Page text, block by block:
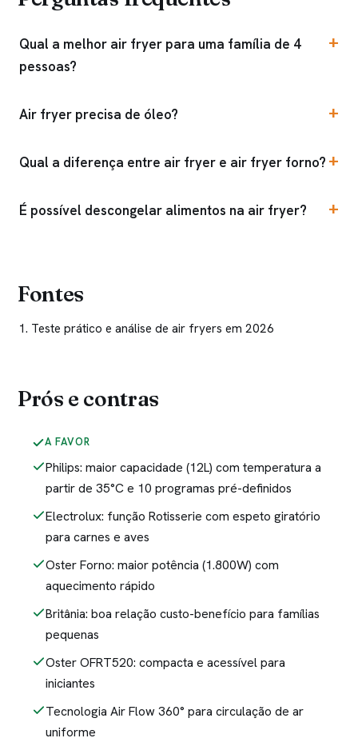
Qual a melhor air fryer para uma família de 4
pessoas?
Air fryer precisa de óleo?
Qual a diferença entre air fryer e air fryer forno?
É possível descongelar alimentos na air fryer?
Fontes
Teste prático e análise de air fryers em 2026
Prós e contras
A FAVOR
Philips: maior capacidade (12L) com temperatura a
partir de 35°C e 10 programas pré-definidos
Electrolux: função Rotisserie com espeto giratório
para carnes e aves
Oster Forno: maior potência (1.800W) com
aquecimento rápido
Britânia: boa relação custo-benefício para famílias
pequenas
Oster OFRT520: compacta e acessível para
iniciantes
Tecnologia Air Flow 360° para circulação de ar
uniforme